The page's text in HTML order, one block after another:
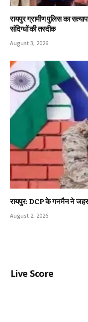
रायपुर ग्रामीण पुलिस का
संदिग्धों की तस्दीक
August 3, 2026
रायपुर: DCP के गनमैन ने
August 2, 2026
Live Score